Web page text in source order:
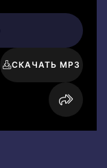
СКАЧАТЬ MP3